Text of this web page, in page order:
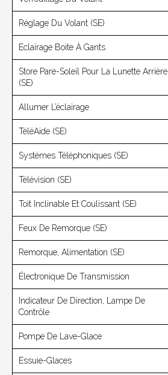
Réglage Du Volant (SE)
Eclairage Boite À Gants
Store Pare-Soleil Pour La Lunette Arrière
(SE)
Allumer L’éclairage
TéléAide (SE)
Systèmes Téléphoniques (SE)
Télévision (SE)
Toit Inclinable Et Coulissant (SE)
Feux De Remorque (SE)
Remorque, Alimentation (SE)
Électronique De Transmission
Indicateur De Direction, Lampe De
Contrôle
Pompe De Lave-Glace
Essuie-Glaces